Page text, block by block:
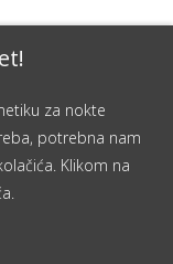
za nokte
potrebna nam
Klikom na